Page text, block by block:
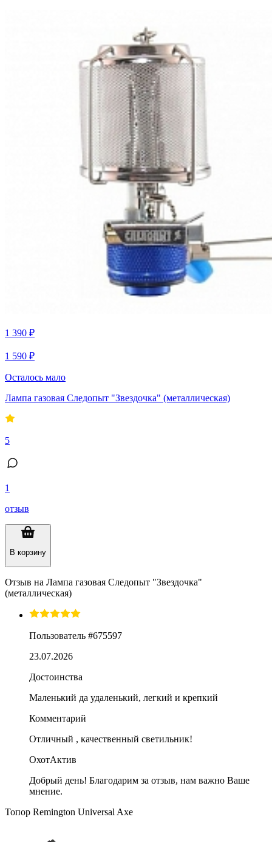
1 390 ₽
1 590 ₽
Осталось мало
Лампа газовая Следопыт "Звездочка" (металлическая)
5
1
отзыв
В корзину
Отзыв на Лампа газовая Следопыт "Звездочка"
(металлическая)
Пользователь #675597
23.07.2026
Достоинства
Маленький да удаленький, легкий и крепкий
Комментарий
Отличный , качественный светильник!
ОхотАктив
Добрый день! Благодарим за отзыв, нам важно Ваше
мнение.
Топор Remington Universal Axe